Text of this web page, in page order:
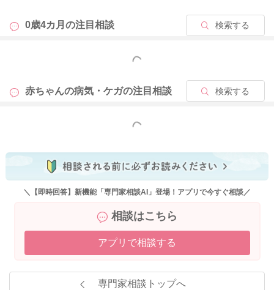
◎#7119（救急安心センター事業）地域によっては実施されてい
https://www.fdma.go.jp/mission/enrichment/appropriate/appropr
2025/10/15 21:12
0歳4カ月の注目相談 検索する
もっと見る
赤ちゃんの病気・ケガの注目相談 検索する
もっと見る
＼【即時回答】新機能「専門家相談AI」登場！アプリで今すぐ相談／
相談はこちら
アプリで相談する
専門家相談トップへ